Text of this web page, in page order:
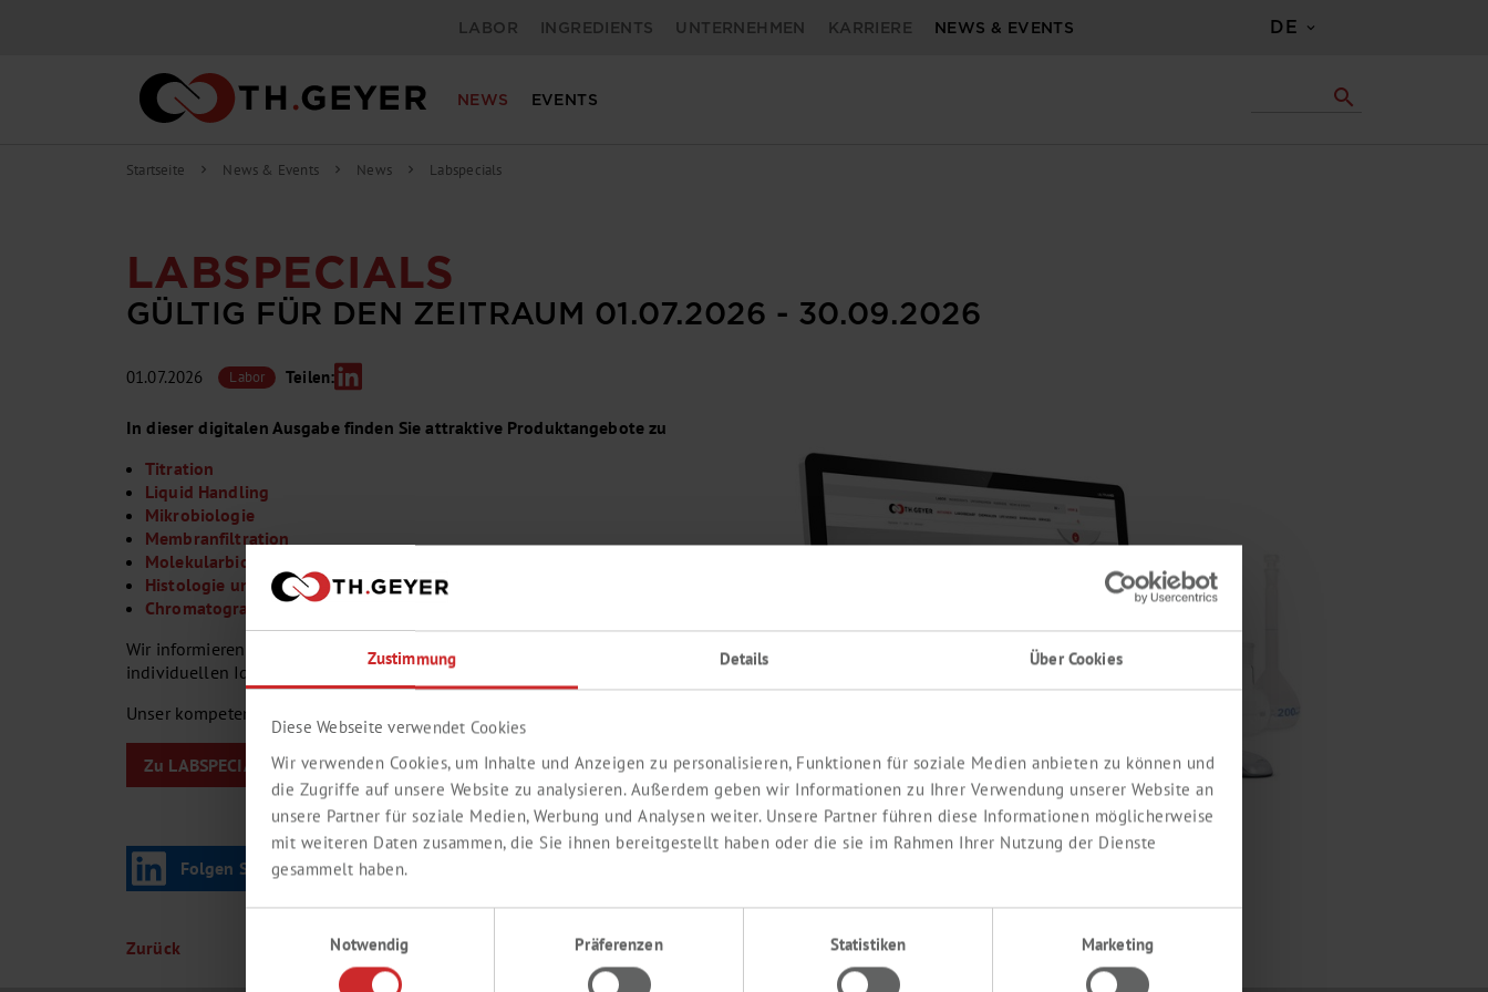
Zustimmung Details Über Cookies
Diese Webseite verwendet Cookies
Wir verwenden Cookies, um Inhalte und Anzeigen zu personalisieren, Funktionen für soziale Medien anbieten zu können und
die Zugriffe auf unsere Website zu analysieren. Außerdem geben wir Informationen zu Ihrer Verwendung unserer Website an
unsere Partner für soziale Medien, Werbung und Analysen weiter. Unsere Partner führen diese Informationen möglicherweise
mit weiteren Daten zusammen, die Sie ihnen bereitgestellt haben oder die sie im Rahmen Ihrer Nutzung der Dienste
gesammelt haben.
Notwendig
Präferenzen Statistiken Marketing
LABOR INGREDIENTS UNTERNEHMEN KARRIERE NEWS & EVENTS DE
NEWS EVENTS search
Startseite chevron_right News & Events chevron_right News chevron_right Labspecials
LABSPECIALS
GÜLTIG FÜR DEN ZEITRAUM 01.07.2026 - 30.09.2026
01.07.2026 Labor Teilen:
In dieser digitalen Ausgabe finden Sie attraktive Produktangebote zu
Titration
Liquid Handling
Mikrobiologie
Membranfiltration
Molekularbiologie
Histologie und Mikroskopie
Chromatographie
Wir informieren Sie gerne zu unserem aktuellen Angebot und finden für Ihre
individuellen Ideen maßgeschneiderte Lösungen.
Unser kompetentes Außendienst-Team ist in Ihrer Nähe.
Zu LABSPECIALS
Folgen Sie uns auf LinkedIn
Zurück